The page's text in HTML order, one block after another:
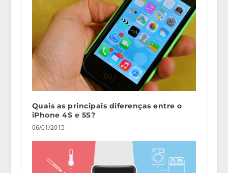
Quais as principais diferenças entre o
iPhone 4S e 5S?
06/01/2015